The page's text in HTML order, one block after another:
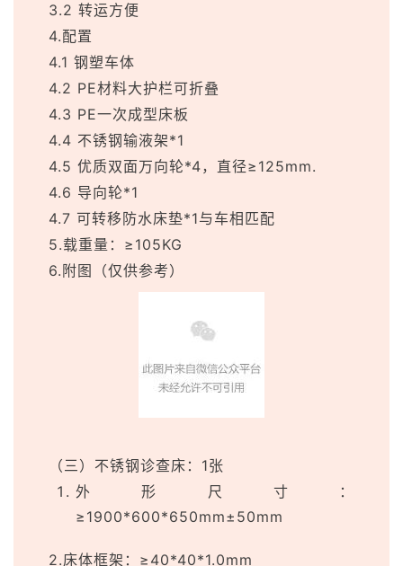
3.2 转运方便
4.配置
4.1 钢塑车体
4.2 PE材料大护栏可折叠
4.3 PE一次成型床板
4.4 不锈钢输液架*1
4.5 优质双面万向轮*4，直径≥125mm.
4.6 导向轮*1
4.7 可转移防水床垫*1与车相匹配
5.载重量：≥105KG
6.附图（仅供参考）
（三）不锈钢诊查床：1张
外形尺寸：
≥1900*600*650mm±50mm
2.床体框架：≥40*40*1.0mm